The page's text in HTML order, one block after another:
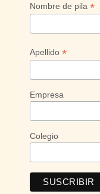
Nombre de pila *
Apellido *
Empresa
Colegio